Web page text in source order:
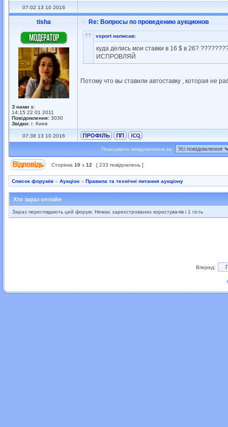
07:02 13 10 2016
tisha
З нами з:
14:15 22 01 2011
Повідомлення: 3030
Звідки: г. Киев
Re: Вопросы по проведению аукционов
vsport написав:
куда делись мои ставки в 16 $ в 26?
ИСПРОВЛЯЙ
Потому что вы ставили автоставку , которая не
07:38 13 10 2016
Показувати повідомлення за:
Сторінка 10 з 12 [ 233 повідомлень ]
Список форумів » Аукціон » Правила та технічні питання аукціону
Хто зараз онлайн
Зараз переглядають цей форум: Немає зареєстрованих користувачів і 1 гість
Вперед: